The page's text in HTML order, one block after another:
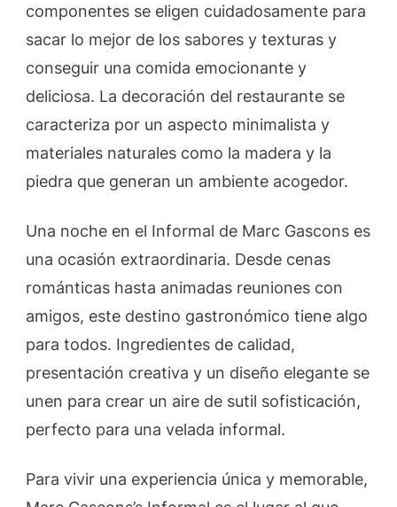
componentes se eligen cuidadosamente para
sacar lo mejor de los sabores y texturas y
conseguir una comida emocionante y
deliciosa. La decoración del restaurante se
caracteriza por un aspecto minimalista y
materiales naturales como la madera y la
piedra que generan un ambiente acogedor.
Una noche en el Informal de Marc Gascons es
una ocasión extraordinaria. Desde cenas
románticas hasta animadas reuniones con
amigos, este destino gastronómico tiene algo
para todos. Ingredientes de calidad,
presentación creativa y un diseño elegante se
unen para crear un aire de sutil sofisticación,
perfecto para una velada informal.
Para vivir una experiencia única y memorable,